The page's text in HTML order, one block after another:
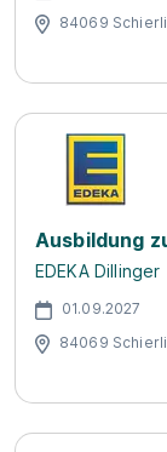
84069
Ausbildung
EDEKA Dillinger
01.09.2027
84069